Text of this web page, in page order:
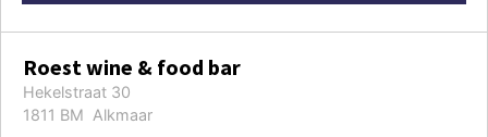
Roest wine & food bar
Hekelstraat 30
1811 BM Alkmaar